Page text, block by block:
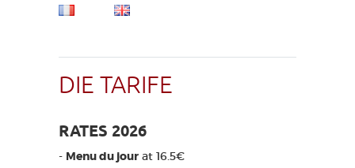
DIE TARIFE
RATES 2026
- Menu du jour at 16.5€